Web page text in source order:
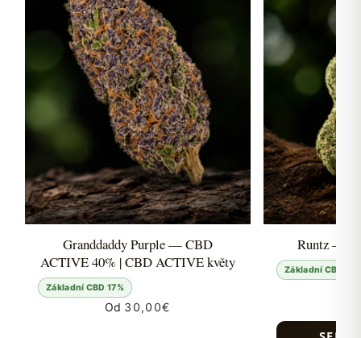
Granddaddy Purple — CBD
ACTIVE 40% | CBD ACTIVE květy
Základní CBD 17%
Od 30,00€
Runtz —
Základní CBD